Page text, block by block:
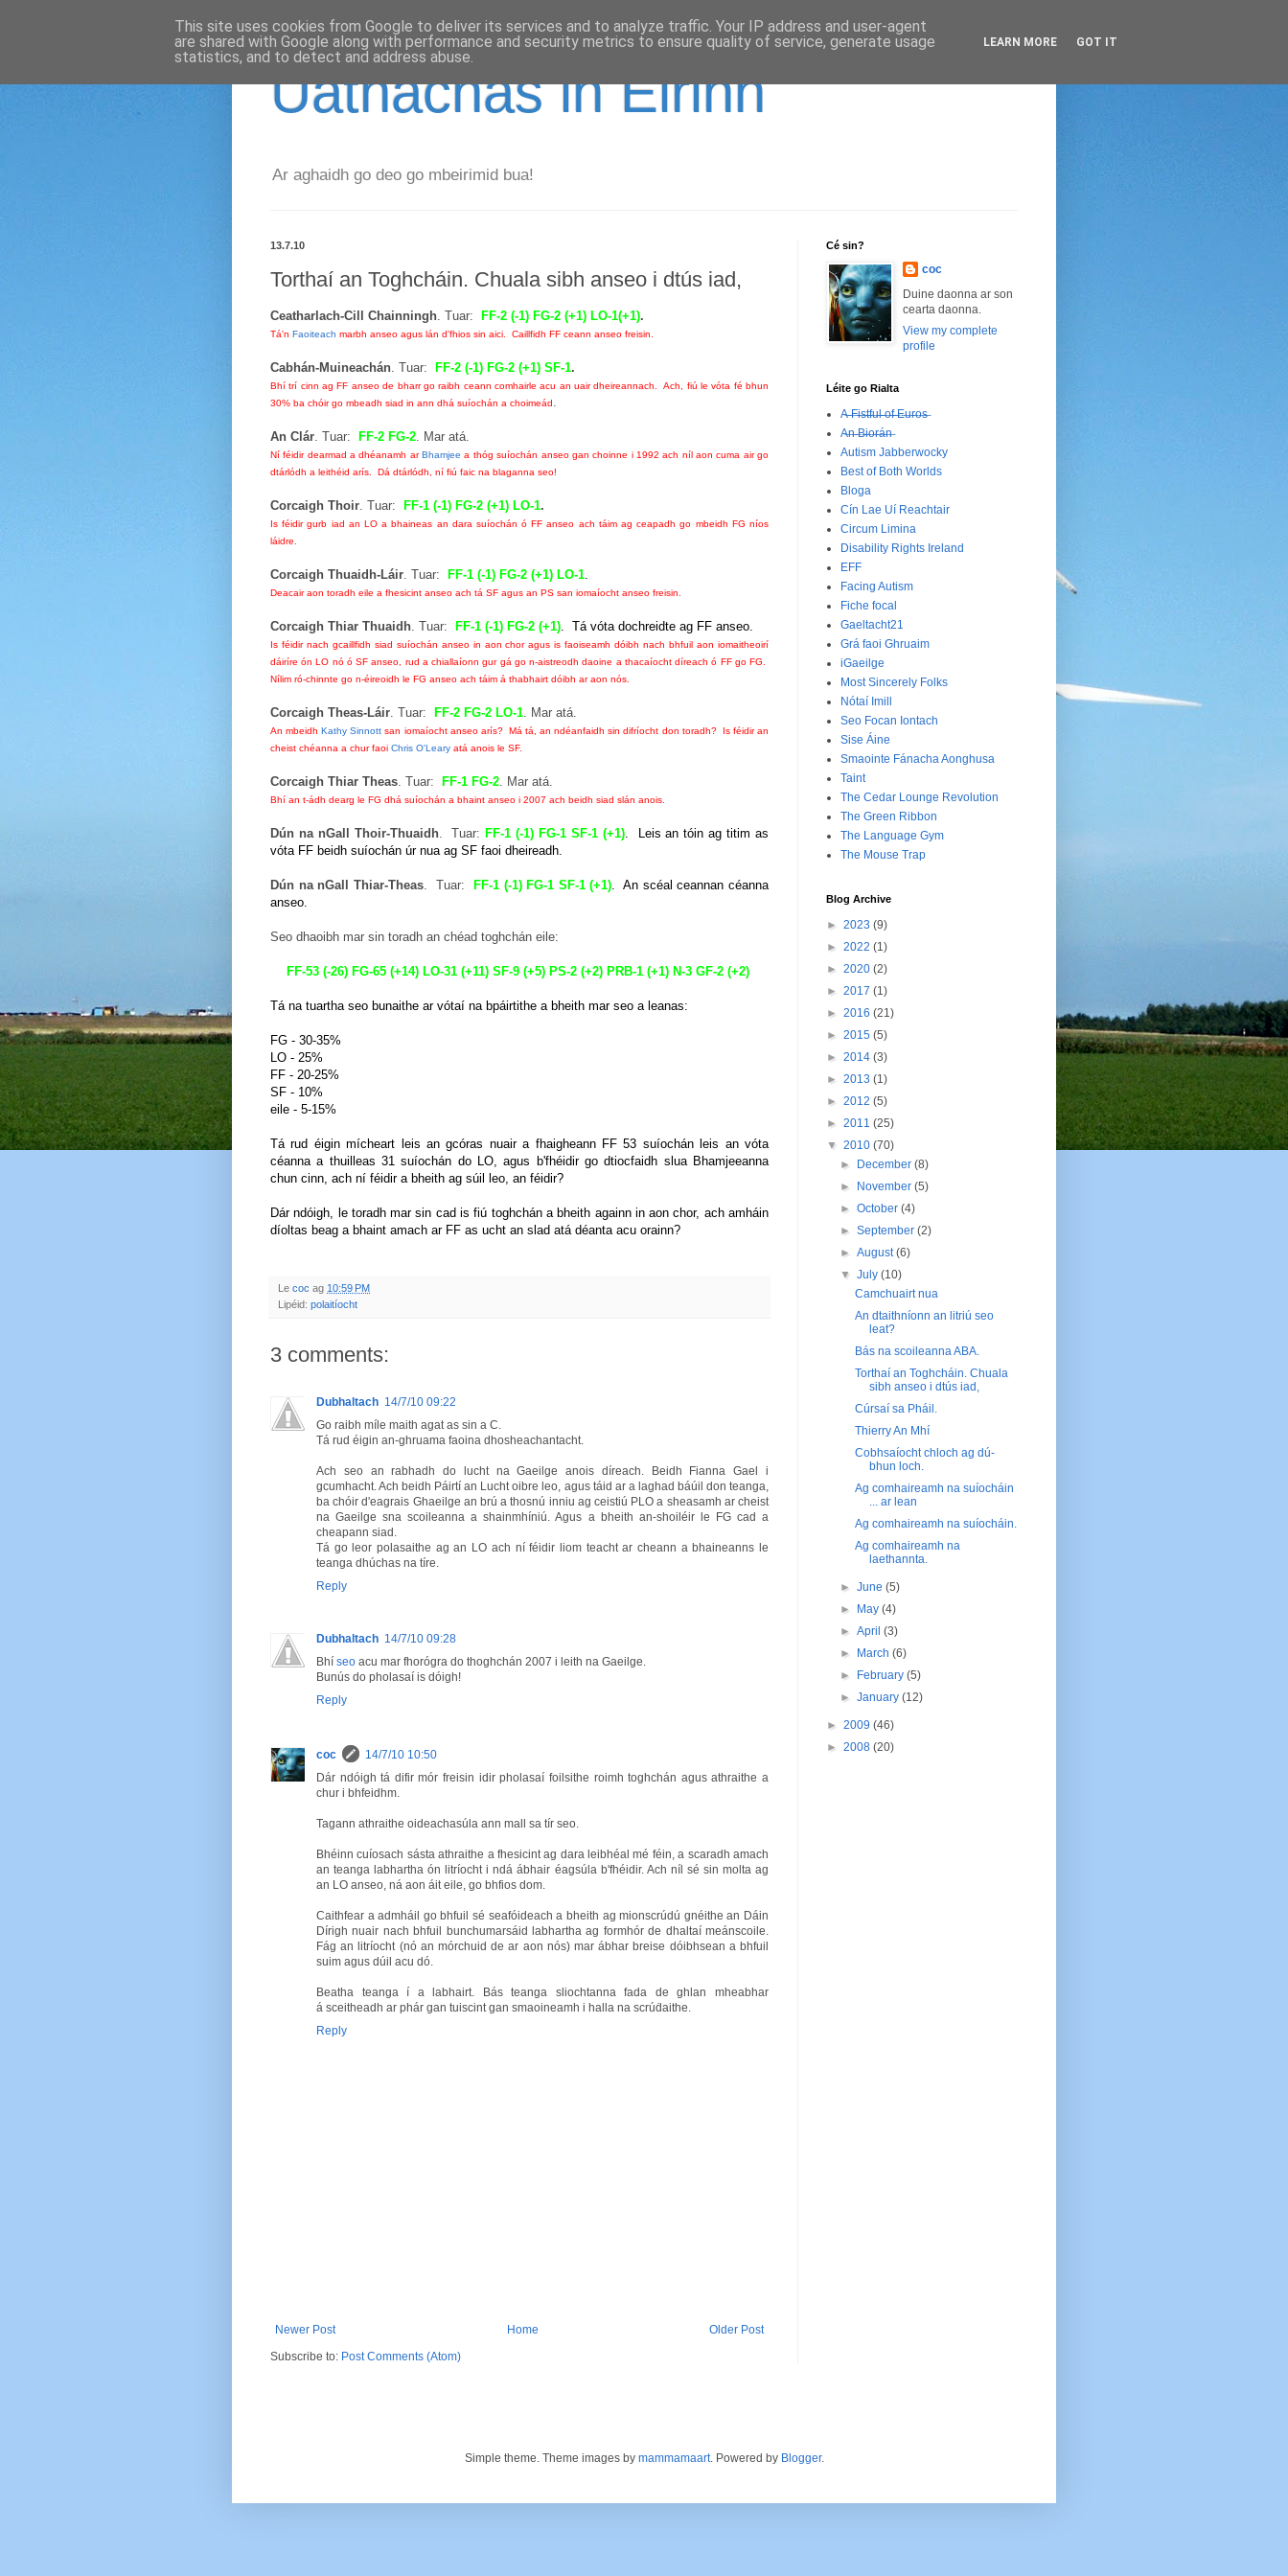
Uathachas in Éirinn
Ar aghaidh go deo go mbeirimid bua!
13.7.10
Torthaí an Toghcháin. Chuala sibh anseo i dtús iad,
Ceatharlach-Cill Chainningh. Tuar: FF-2 (-1) FG-2 (+1) LO-1(+1).
Tá'n Faoiteach marbh anseo agus lán d'fhios sin aici. Caillfidh FF ceann anseo freisin.
Cabhán-Muineachán. Tuar: FF-2 (-1) FG-2 (+1) SF-1.
Bhí trí cinn ag FF anseo de bharr go raibh ceann comhairle acu an uair dheireannach. Ach, fiú le vóta fé bhun
30% ba chóir go mbeadh siad in ann dhá suíochán a choimeád.
An Clár. Tuar: FF-2 FG-2. Mar atá.
Ní féidir dearmad a dhéanamh arBhamjee a thóg suíochán anseo gan choinne i 1992 ach níl aon cuma air go
dtárlódh a leithéid arís. Dá dtárlódh, ní fiú faic na blaganna seo!
Corcaigh Thoir. Tuar: FF-1 (-1) FG-2 (+1) LO-1.
Is féidir gurb iad an LO a bhaineas an dara suíochán ó FF anseo ach táim ag ceapadh go mbeidh FG níos
láidre.
Corcaigh Thuaidh-Láir. Tuar: FF-1 (-1) FG-2 (+1) LO-1.
Deacair aon toradh eile a fhesicint anseo ach tá SF agus an PS san iomaíocht anseo freisin.
Corcaigh Thiar Thuaidh. Tuar: FF-1 (-1) FG-2 (+1). Tá vóta dochreidte ag FF anseo.
Is féidir nach gcaillfidh siad suíochán anseo in aon chor agus is faoiseamh dóibh nach bhfuil aon iomaitheoirí
dáiríre ón LO nó ó SF anseo, rud a chiallaíonn gur gá go n-aistreodh daoine a thacaíocht díreach ó FF go FG.
Nílim ró-chinnte go n-éireoidh le FG anseo ach táim á thabhairt dóibh ar aon nós.
Corcaigh Theas-Láir. Tuar: FF-2 FG-2 LO-1. Mar atá.
An mbeidhKathy Sinnott san iomaíocht anseo arís? Má tá, an ndéanfaidh sin difríocht don toradh? Is féidir an
cheist chéanna a chur faoi Chris O'Leary atá anois le SF.
Corcaigh Thiar Theas. Tuar: FF-1 FG-2. Mar atá.
Bhí an t-ádh dearg le FG dhá suíochán a bhaint anseo i 2007 ach beidh siad slán anois.
Dún na nGall Thoir-Thuaidh. Tuar: FF-1 (-1) FG-1 SF-1 (+1). Leis an tóin ag titim as
vóta FF beidh suíochán úr nua ag SF faoi dheireadh.
Dún na nGall Thiar-Theas. Tuar: FF-1 (-1) FG-1 SF-1 (+1). An scéal ceannan céanna
anseo.
Seo dhaoibh mar sin toradh an chéad toghchán eile:
FF-53 (-26) FG-65 (+14) LO-31 (+11) SF-9 (+5) PS-2 (+2) PRB-1 (+1) N-3 GF-2 (+2)
Tá na tuarthaseo bunaithe ar vótaí na bpáirtithe a bheith mar seo a leanas:
FG - 30-35%
LO - 25%
FF - 20-25%
SF - 10%
eile - 5-15%
Tá rud éigin mícheart leis an gcóras nuair a fhaigheann FF 53 suíochán leis an vóta
céanna a thuilleas 31 suíochán do LO, agus b'fhéidir go dtiocfaidh slua Bhamjeeanna
chun cinn, ach ní féidir a bheith ag súil leo, an féidir?
Dár ndóigh, le toradh mar sin cad is fiú toghchán a bheith againn in aon chor, ach amháin
díoltas beag a bhaint amach ar FF as ucht an slad atá déanta acu orainn?
Le coc ag 10:59 PM
Lipéid: polaitíocht
3 comments:
Dubhaltach 14/7/10 09:22
Go raibh míle maith agat as sin a C.
Tá rud éigin an-ghruama faoina dhosheachantacht.
Ach seo an rabhadh do lucht na Gaeilge anois díreach. Beidh Fianna Gael i
gcumhacht. Ach beidh Páirtí an Lucht oibre leo, agus táid ar a laghad báúil don teanga,
ba chóir d'eagrais Ghaeilge an brú a thosnú inniu ag ceistiú PLO a sheasamh ar cheist
na Gaeilge sna scoileanna a shainmhíniú. Agus a bheith an-shoiléir le FG cad a
cheapann siad.
Tá go leor polasaithe ag an LO ach ní féidir liom teacht ar cheann a bhaineanns le
teanga dhúchas na tíre.
Reply
Dubhaltach 14/7/10 09:28
Bhí seo acu mar fhorógra do thoghchán 2007 i leith na Gaeilge.
Bunús do pholasaí is dóigh!
Reply
coc
14/7/10 10:50
Dár ndóigh tá difir mór freisin idir pholasaí foilsithe roimh toghchán agus athraithe a
chur i bhfeidhm.
Tagann athraithe oideachasúla ann mall sa tír seo.
Bhéinn cuíosach sásta athraithe a fhesicint ag dara leibhéal mé féin, a scaradh amach
an teanga labhartha ón litríocht i ndá ábhair éagsúla b'fhéidir. Ach níl sé sin molta ag
an LO anseo, ná aon áit eile, go bhfios dom.
Caithfear a admháil go bhfuil sé seafóideach a bheith ag mionscrúdú gnéithe an Dáin
Dírigh nuair nach bhfuil bunchumarsáid labhartha ag formhór de dhaltaí meánscoile.
Fág an litríocht (nó an mórchuid de ar aon nós) mar ábhar breise dóibhsean a bhfuil
suim agus dúil acu dó.
Beatha teanga í a labhairt. Bás teanga sliochtanna fada de ghlan mheabhar
á sceitheadh ar phár gan tuiscint gan smaoineamh i halla na scrúḋaithe.
Reply
Newer Post Older Post
Home
Subscribe to: Post Comments (Atom)
Cé sin?
coc
Duine daonna ar son
cearta daonna.
View my complete
profile
Léite go Rialta
A̶ ̶F̶i̶s̶t̶f̶u̶l̶ ̶o̶f̶ ̶E̶u̶r̶o̶s̶
A̶n̶ ̶B̶i̶o̶r̶á̶n̶
Autism Jabberwocky
Best of Both Worlds
Bloga
Cín Lae Uí Reachtair
Circum Limina
Disability Rights Ireland
EFF
Facing Autism
Fiche focal
Gaeltacht21
Grá faoi Ghruaim
iGaeilge
Most Sincerely Folks
Nótaí Imill
Seo Focan Iontach
Sise Áine
Smaointe Fánacha Aonghusa
Taint
The Cedar Lounge Revolution
The Green Ribbon
The Language Gym
The Mouse Trap
Blog Archive
► 2023 (9)
► 2022 (1)
► 2020 (2)
► 2017 (1)
► 2016 (21)
► 2015 (5)
► 2014 (3)
► 2013 (1)
► 2012 (5)
► 2011 (25)
▼ 2010 (70)
►
December(8)
►
November(5)
►October(4)
►September(2)
►August(6)
▼July(10)
Camchuairt nua
An dtaithníonn an litriú seo
leat?
Bás na scoileanna ABA.
Torthaí an Toghcháin. Chuala
sibh anseo i dtús iad,
Cúrsaí sa Pháil.
Thierry An Mhí
Cobhsaíocht chloch ag dú-
bhun loch.
Ag comhaireamh na suíocháin
... ar lean
Ag comhaireamh na suíocháin.
Ag comhaireamh na
laethannta.
►June(5)
►
May(4)
►April(3)
►
March(6)
►
February(5)
►January(12)
► 2009 (46)
► 2008 (20)
Simple theme. Theme images by mammamaart. Powered by Blogger.
This site uses cookies from Google to deliver its services and to analyze traffic. Your IP address and user-agent
are shared with Google along with performance and security metrics to ensure quality of service, generate usage
statistics, and to detect and address abuse.
LEARN MORE GOT IT